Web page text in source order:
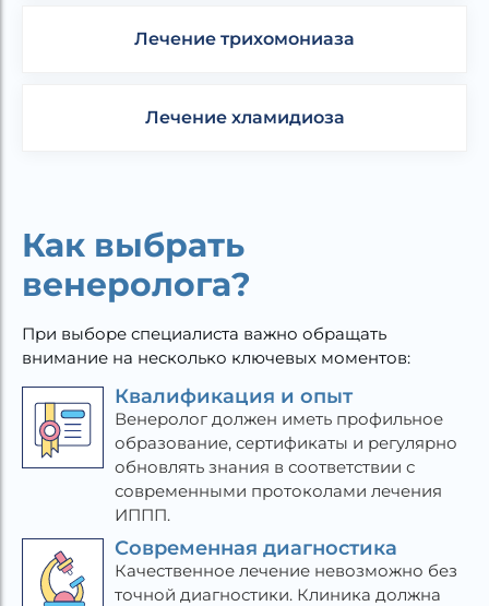
Лечение трихомониаза
Лечение хламидиоза
Как выбрать
венеролога?
При выборе специалиста важно обращать
внимание на несколько ключевых моментов:
Квалификация и опыт
Венеролог должен иметь профильное
образование, сертификаты и регулярно
обновлять знания в соответствии с
современными протоколами лечения
ИППП.
Современная диагностика
Качественное лечение невозможно без
точной диагностики. Клиника должна